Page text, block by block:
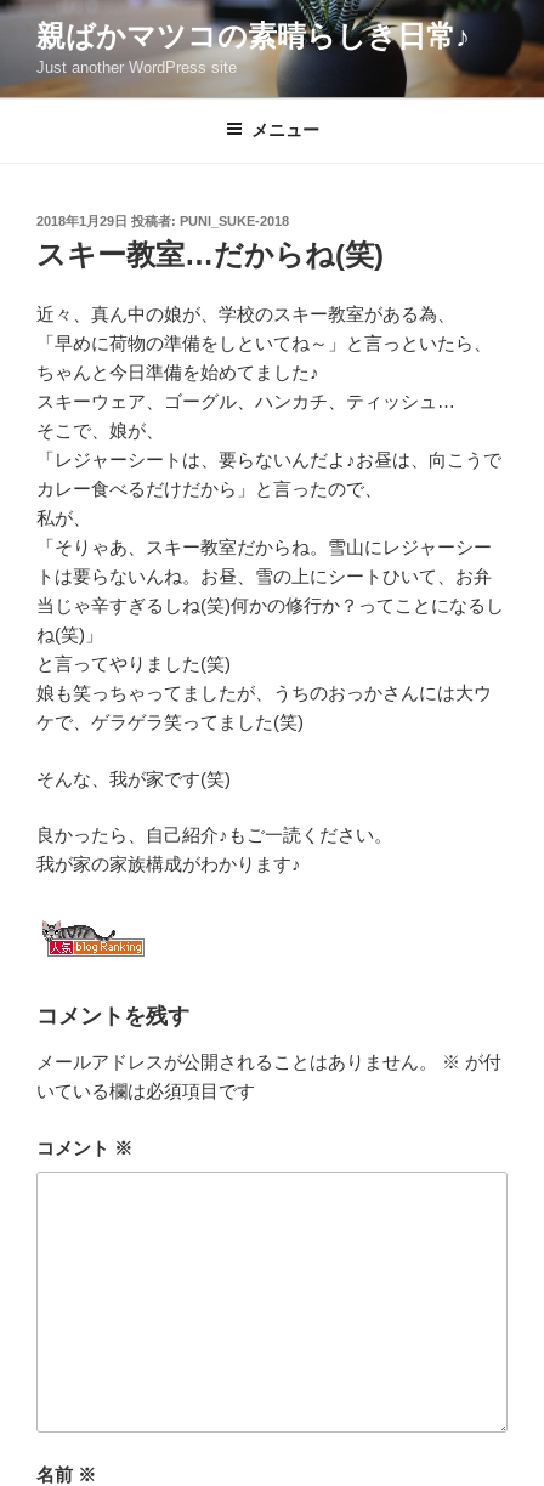
コ
ン
親ばかマツコの素晴らしき日常♪
Just another WordPress site
メニュー
投
稿
日:
2018年1月29日 投稿者: PUNI_SUKE-2018
スキー教室…だからね(笑)
近々、真ん中の娘が、学校のスキー教室がある為、
「早めに荷物の準備をしといてね～」と言っといたら、
ちゃんと今日準備を始めてました♪
スキーウェア、ゴーグル、ハンカチ、ティッシュ…
そこで、娘が、
「レジャーシートは、要らないんだよ♪お昼は、向こうで
カレー食べるだけだから」と言ったので、
私が、
「そりゃあ、スキー教室だからね。雪山にレジャーシー
トは要らないんね。お昼、雪の上にシートひいて、お弁
当じゃ辛すぎるしね(笑)何かの修行か？ってことになるし
ね(笑)」
と言ってやりました(笑)
娘も笑っちゃってましたが、うちのおっかさんには大ウ
ケで、ゲラゲラ笑ってました(笑)
そんな、我が家です(笑)
良かったら、自己紹介♪もご一読ください。
我が家の家族構成がわかります♪
コメントを残す
メールアドレスが公開されることはありません。 ※ が付
いている欄は必須項目です
コメント ※
名前 ※